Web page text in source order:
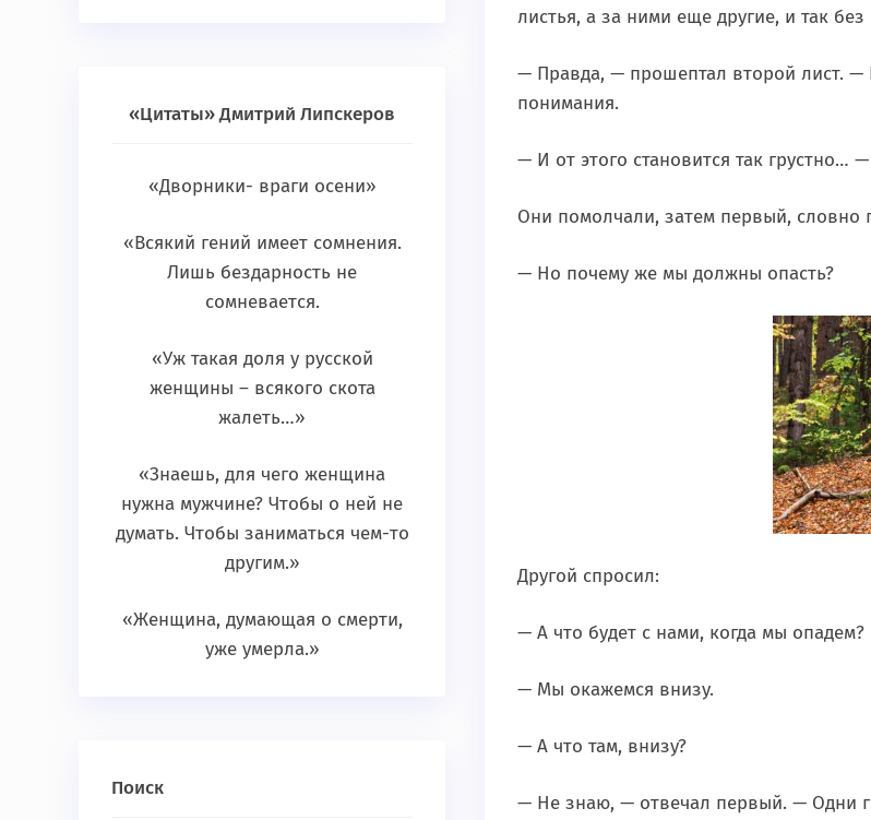
листья, а за ними еще другие, и так без
— Правда, — прошептал второй лист. —
понимания.
— И от этого становится так грустно…
Они помолчали, затем первый, словно
— Но почему же мы должны опасть?
Другой спросил:
— А что будет с нами, когда мы опадем?
— Мы окажемся внизу.
— А что там, внизу?
— Не знаю, — отвечал первый. — Одни
«Цитаты» Дмитрий Липскеров
«Дворники- враги осени»
«Всякий гений имеет сомнения.
Лишь бездарность не
сомневается.
«Уж такая доля у русской
женщины – всякого скота
жалеть…»
«Знаешь, для чего женщина
нужна мужчине? Чтобы о ней не
думать. Чтобы заниматься чем-то
другим.»
«Женщина, думающая о смерти,
уже умерла.»
Поиск